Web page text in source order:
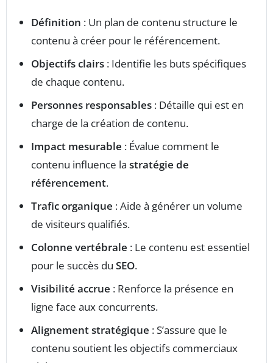
Définition : Un plan de contenu structure le
contenu à créer pour le référencement.
Objectifs clairs : Identifie les buts spécifiques
de chaque contenu.
Personnes responsables : Détaille qui est en
charge de la création de contenu.
Impact mesurable : Évalue comment le
contenu influence la stratégie de
référencement.
Trafic organique : Aide à générer un volume
de visiteurs qualifiés.
Colonne vertébrale : Le contenu est essentiel
pour le succès du SEO.
Visibilité accrue : Renforce la présence en
ligne face aux concurrents.
Alignement stratégique : S’assure que le
contenu soutient les objectifs commerciaux